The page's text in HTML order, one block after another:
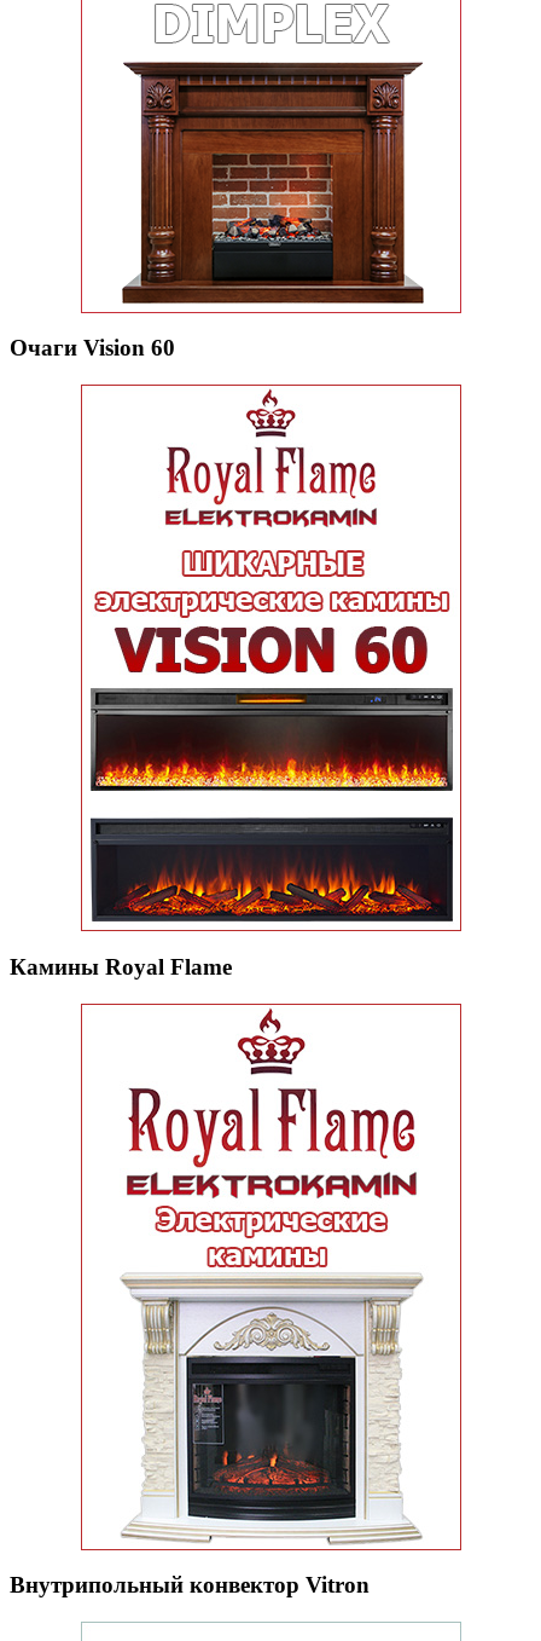
Очаги Vision 60
Камины Royal Flame
Внутрипольный конвектор Vitron